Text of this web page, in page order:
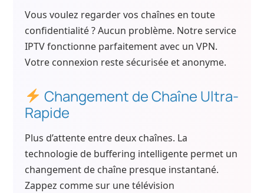
Vous voulez regarder vos chaînes en toute
confidentialité ? Aucun problème. Notre service
IPTV fonctionne parfaitement avec un VPN.
Votre connexion reste sécurisée et anonyme.
Changement de Chaîne Ultra-
Rapide
Plus d’attente entre deux chaînes. La
technologie de buffering intelligente permet un
changement de chaîne presque instantané.
Zappez comme sur une télévision